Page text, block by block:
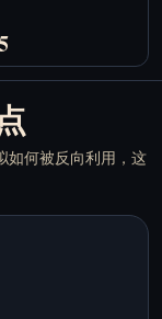
如何被反向利用，这